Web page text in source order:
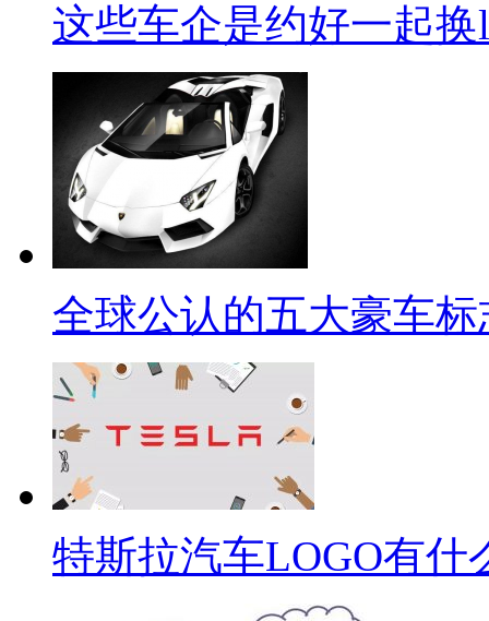
这些车企是约好一起换
全球公认的五大豪车
特斯拉汽车LOGO有什